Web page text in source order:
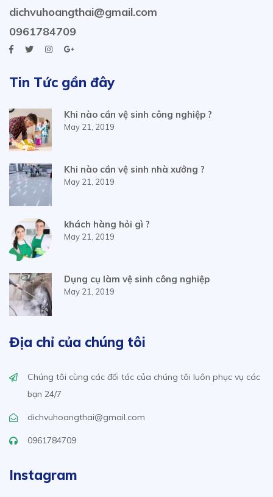
dichvuhoangthai@gmail.com
0961784709
Tin Tức gần đây
Khi nào cần vệ sinh công nghiệp ?
May 21, 2019
Khi nào cần vệ sinh nhà xưởng ?
May 21, 2019
khách hàng hỏi gì ?
May 21, 2019
Dụng cụ làm vệ sinh công nghiệp
May 21, 2019
Địa chỉ của chúng tôi
Chúng tôi cùng các đối tác của chúng tôi luôn phục vụ các
bạn 24/7
dichvuhoangthai@gmail.com
0961784709
Instagram